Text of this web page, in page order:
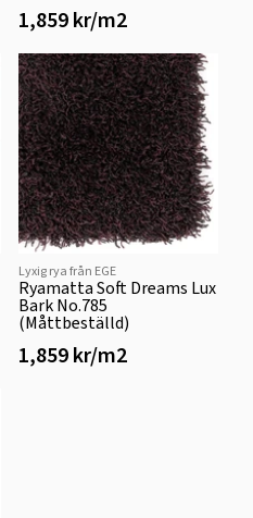
1,859 kr/m2
Lyxig rya från EGE
Ryamatta Soft Dreams Lux
Bark No.785
(Måttbeställd)
1,859 kr/m2